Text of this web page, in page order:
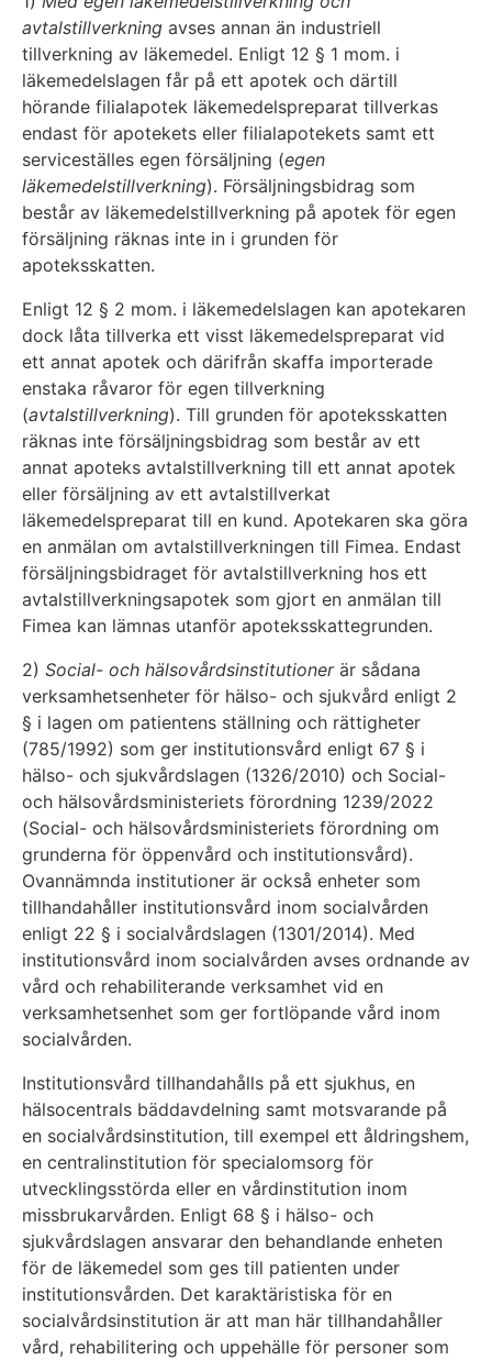
avtalstillverkning avses annan än industriell
tillverkning av läkemedel. Enligt 12 § 1 mom. i
läkemedelslagen får på ett apotek och därtill
hörande filialapotek läkemedelspreparat tillverkas
endast för apotekets eller filialapotekets samt ett
serviceställes egen försäljning (egen
läkemedelstillverkning). Försäljningsbidrag som
består av läkemedelstillverkning på apotek för egen
försäljning räknas inte in i grunden för
apoteksskatten.
Enligt 12 § 2 mom. i läkemedelslagen kan apotekaren
dock låta tillverka ett visst läkemedelspreparat vid
ett annat apotek och därifrån skaffa importerade
enstaka råvaror för egen tillverkning
(avtalstillverkning). Till grunden för apoteksskatten
räknas inte försäljningsbidrag som består av ett
annat apoteks avtalstillverkning till ett annat apotek
eller försäljning av ett avtalstillverkat
läkemedelspreparat till en kund. Apotekaren ska göra
en anmälan om avtalstillverkningen till Fimea. Endast
försäljningsbidraget för avtalstillverkning hos ett
avtalstillverkningsapotek som gjort en anmälan till
Fimea kan lämnas utanför apoteksskattegrunden.
2) Social- och hälsovårdsinstitutioner är sådana
verksamhetsenheter för hälso- och sjukvård enligt 2
§ i lagen om patientens ställning och rättigheter
(785/1992) som ger institutionsvård enligt 67 § i
hälso- och sjukvårdslagen (1326/2010) och Social-
och hälsovårdsministeriets förordning 1239/2022
(Social- och hälsovårdsministeriets förordning om
grunderna för öppenvård och institutionsvård).
Ovannämnda institutioner är också enheter som
tillhandahåller institutionsvård inom socialvården
enligt 22 § i socialvårdslagen (1301/2014). Med
institutionsvård inom socialvården avses ordnande av
vård och rehabiliterande verksamhet vid en
verksamhetsenhet som ger fortlöpande vård inom
socialvården.
Institutionsvård tillhandahålls på ett sjukhus, en
hälsocentrals bäddavdelning samt motsvarande på
en socialvårdsinstitution, till exempel ett åldringshem,
en centralinstitution för specialomsorg för
utvecklingsstörda eller en vårdinstitution inom
missbrukarvården. Enligt 68 § i hälso- och
sjukvårdslagen ansvarar den behandlande enheten
för de läkemedel som ges till patienten under
institutionsvården. Det karaktäristiska för en
socialvårdsinstitution är att man här tillhandahåller
vård, rehabilitering och uppehälle för personer som